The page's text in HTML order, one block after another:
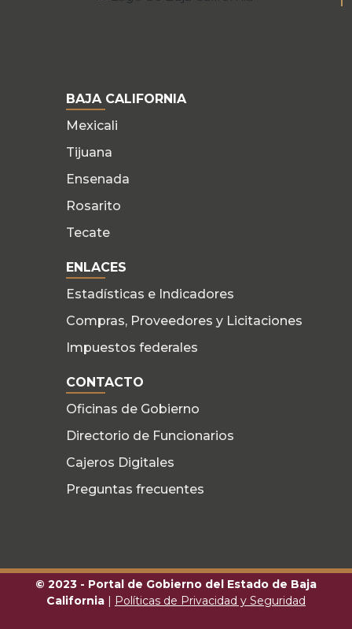
BAJA CALIFORNIA
Mexicali
Tijuana
Ensenada
Rosarito
Tecate
ENLACES
Estadísticas e Indicadores
Compras, Proveedores y Licitaciones
Impuestos federales
CONTACTO
Oficinas de Gobierno
Directorio de Funcionarios
Cajeros Digitales
Preguntas frecuentes
© 2023 - Portal de Gobierno del Estado de Baja
California | Políticas de Privacidad y Seguridad